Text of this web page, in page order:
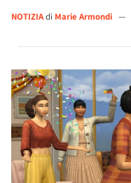
NOTIZIAdi Marie Armondi —